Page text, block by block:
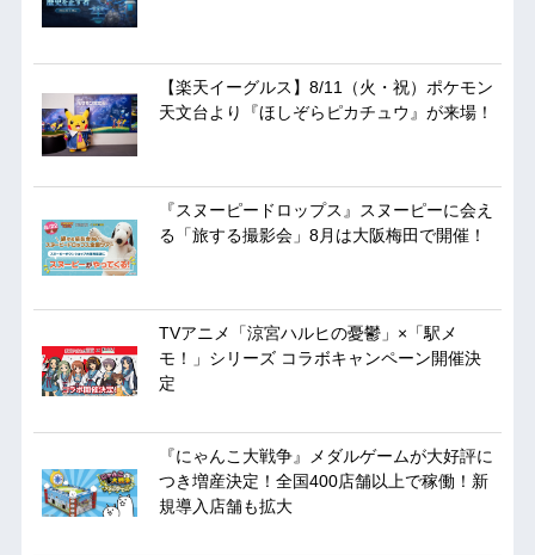
【楽天イーグルス】8/11（火・祝）ポケモン
天文台より『ほしぞらピカチュウ』が来場！
『スヌーピードロップス』スヌーピーに会え
る「旅する撮影会」8月は大阪梅田で開催！
TVアニメ「涼宮ハルヒの憂鬱」×「駅メ
モ！」シリーズ コラボキャンペーン開催決
定
『にゃんこ大戦争』メダルゲームが大好評に
つき増産決定！全国400店舗以上で稼働！新
規導入店舗も拡大